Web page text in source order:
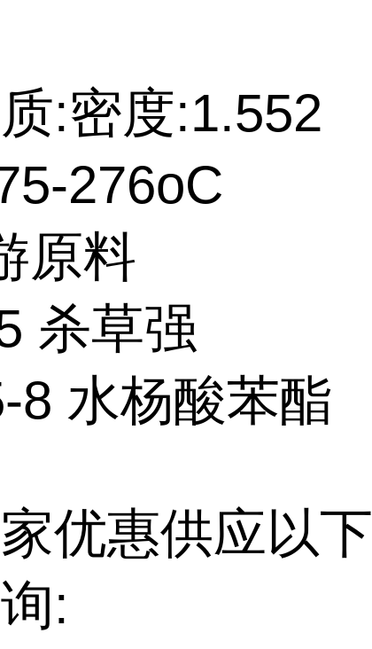
:密度:1.552
276oC
原料
杀草强
8 水杨酸苯酯
优惠供应以
: